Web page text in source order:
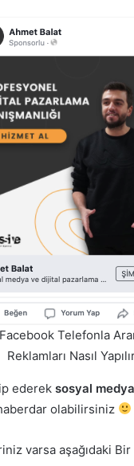
Facebook Telefonla
Reklamları Nasıl
ederek sosyal medya
olabilirsiniz
varsa aşağıdaki